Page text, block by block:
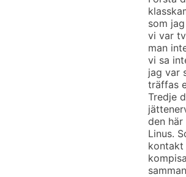
som
vi var
man
vi sa
jag var
träffas
Tredje
den
Linus.
kontakt